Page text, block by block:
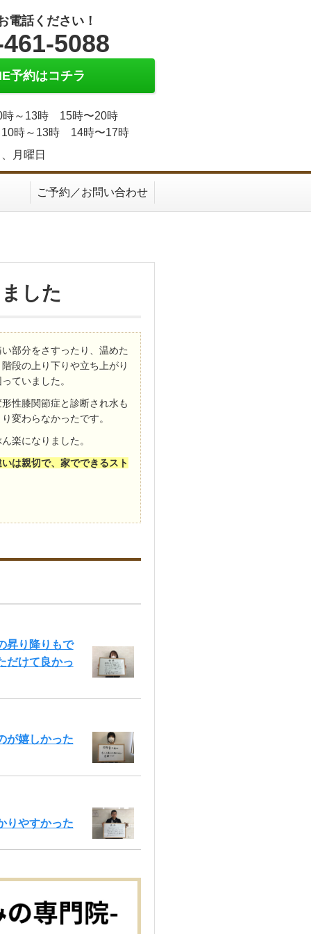
電話ください！
5088
予約はコチラ
時～13時 15時〜20時
10時～13時 14時〜17時
月曜日
ご予約／お問い合わせ
した
部分をさすったり、温めた
段の上り下りや立ち上がり
ていました。
性膝関節症と診断され水も
変わらなかったです。
楽になりました。
は親切で、家でできるスト
昇り降りもで
だけて良かっ
が嬉しかった
りやすかった